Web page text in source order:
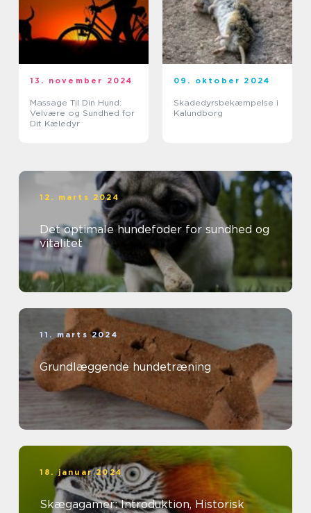
13. november 2024
Massage Til Din Hund:
Velvære og Sundhed for
Dit Kæledyr
09. oktober 2024
Skadedyrsbekæmpelse i
Kalundborg
12. marts 2024
Det optimale hundefoder for sundhed og
vitalitet
11. marts 2024
Grundlæggende hundetræning
18. januar 2024
Skægagamer: Introduktion, Historisk